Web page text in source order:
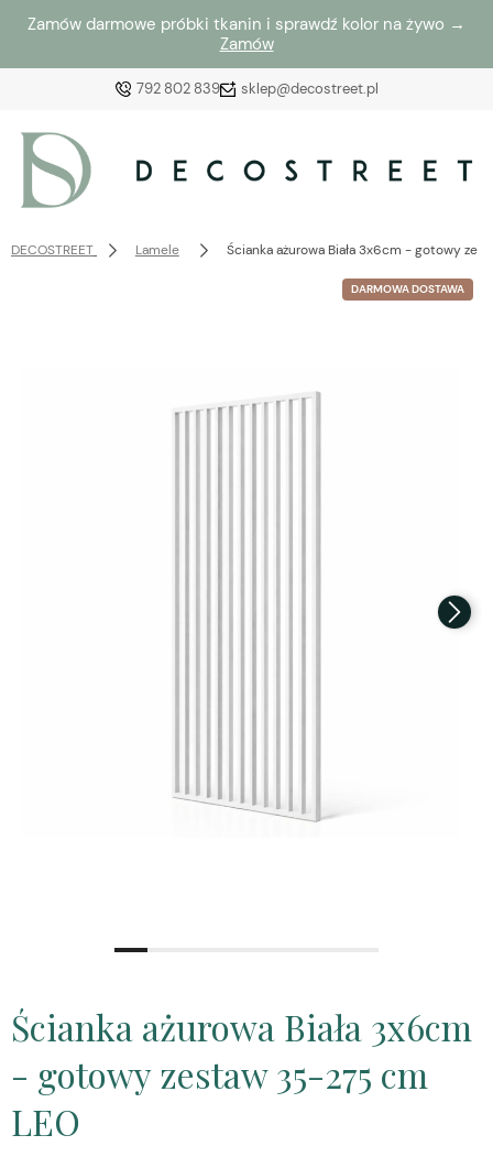
Zamów darmowe próbki tkanin i sprawdź kolor na żywo →
Zamów
792 802 839 sklep@decostreet.pl
Załóż konto
zaloguj się, aby przywrócić dodane produkty do listy
DECOSTREET Lamele Ścianka ażurowa Biała 3x6cm - gotowy
DARMOWA DOSTAWA
Ścianka ażurowa Biała 3x6cm
- gotowy zestaw 35-275 cm
LEO